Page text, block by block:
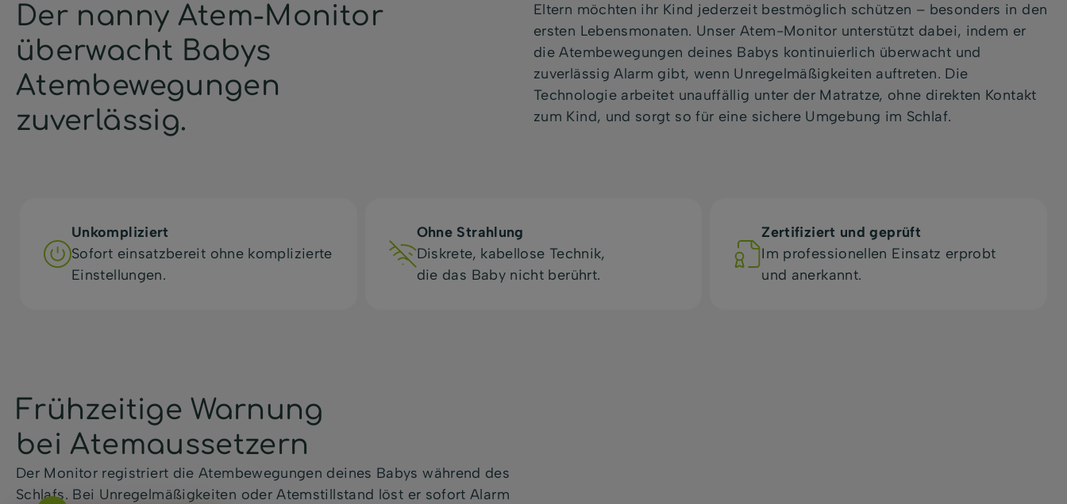
Der nanny Atem-Monitor
überwacht Babys
Atembewegungen
zuverlässig.
Eltern möchten ihr Kind jederzeit bestmöglich schützen – besonders in den
ersten Lebensmonaten. Unser Atem-Monitor unterstützt dabei, indem er
die Atembewegungen deines Babys kontinuierlich überwacht und
zuverlässig Alarm gibt, wenn Unregelmäßigkeiten auftreten. Die
Technologie arbeitet unauffällig unter der Matratze, ohne direkten Kontakt
zum Kind, und sorgt so für eine sichere Umgebung im Schlaf.
Unkompliziert
Sofort einsatzbereit ohne komplizierte
Einstellungen.
Ohne Strahlung
Diskrete, kabellose Technik,
die das Baby nicht berührt.
Zertifiziert und geprüft
Im professionellen Einsatz erprobt
und anerkannt.
Frühzeitige Warnung
bei Atemaussetzern
Der Monitor registriert die Atembewegungen deines Babys während des
Schlafs. Bei Unregelmäßigkeiten oder Atemstillstand löst er sofort Alarm